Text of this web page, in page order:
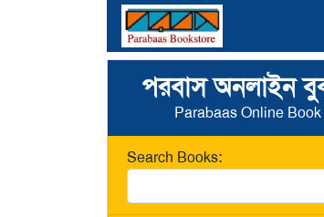
পরবাস অনলাইন
Parabaas Online
Search Books: